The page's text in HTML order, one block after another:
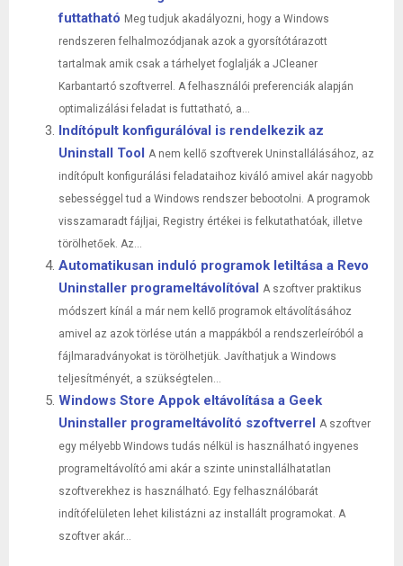
futtatható Meg tudjuk akadályozni, hogy a Windows
rendszeren felhalmozódjanak azok a gyorsítótárazott
tartalmak amik csak a tárhelyet foglalják a JCleaner
Karbantartó szoftverrel. A felhasználói preferenciák alapján
optimalizálási feladat is futtatható, a...
Indítópult konfigurálóval is rendelkezik az
Uninstall Tool A nem kellő szoftverek Uninstallálásához, az
indítópult konfigurálási feladataihoz kiváló amivel akár nagyobb
sebességgel tud a Windows rendszer bebootolni. A programok
visszamaradt fájljai, Registry értékei is felkutathatóak, illetve
törölhetőek. Az...
Automatikusan induló programok letiltása a Revo
Uninstaller programeltávolítóval A szoftver praktikus
módszert kínál a már nem kellő programok eltávolításához
amivel az azok törlése után a mappákból a rendszerleíróból a
fájlmaradványokat is törölhetjük. Javíthatjuk a Windows
teljesítményét, a szükségtelen...
Windows Store Appok eltávolítása a Geek
Uninstaller programeltávolító szoftverrel A szoftver
egy mélyebb Windows tudás nélkül is használható ingyenes
programeltávolító ami akár a szinte uninstallálhatatlan
szoftverekhez is használható. Egy felhasználóbarát
indítófelületen lehet kilistázni az installált programokat. A
szoftver akár...